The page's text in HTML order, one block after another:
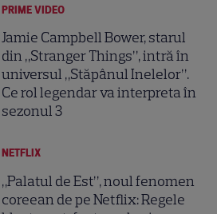
PRIME VIDEO
Jamie Campbell Bower, starul
din „Stranger Things”, intră în
universul „Stăpânul Inelelor”.
Ce rol legendar va interpreta în
sezonul 3
NETFLIX
„Palatul de Est”, noul fenomen
coreean de pe Netflix: Regele